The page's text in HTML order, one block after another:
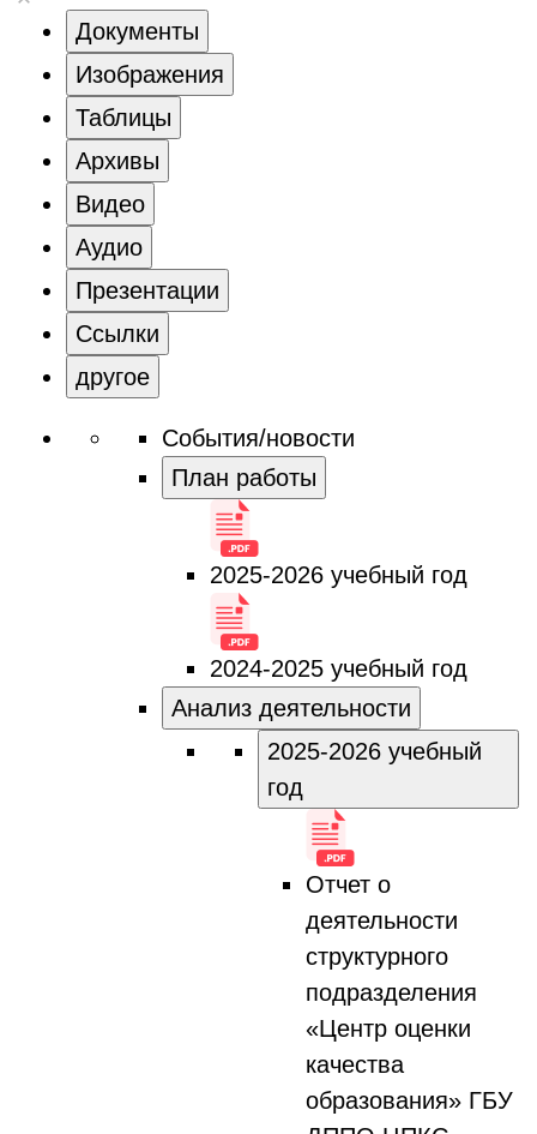
Документы
Изображения
Таблицы
Архивы
Видео
Аудио
Презентации
Ссылки
другое
События/новости
План работы
2025-2026 учебный год
2024-2025 учебный год
Анализ деятельности
2025-2026 учебный
год
Отчет о
деятельности
структурного
подразделения
«Центр оценки
качества
образования» ГБУ